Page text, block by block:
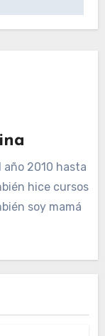
2010 hasta
hice cursos
soy mamá